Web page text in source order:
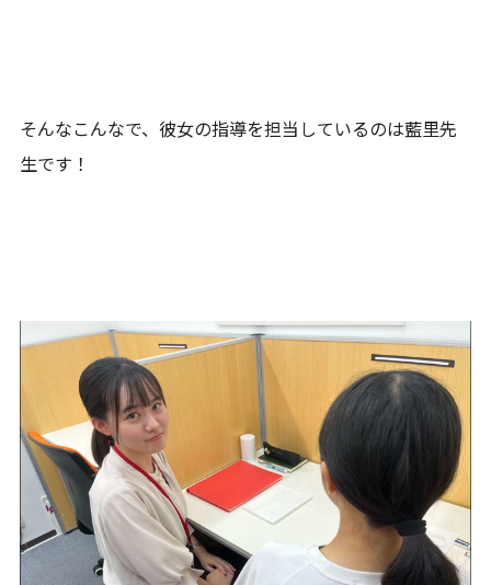
そんなこんなで、彼女の指導を担当しているのは藍里先
生です！